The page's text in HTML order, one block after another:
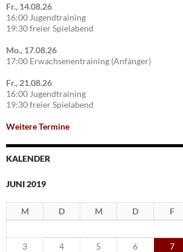
Fr., 14.08.26
16:00 Jugendtraining
19:30 freier Spielabend
Mo., 17.08.26
17:00 Erwachsenentraining (Anfänger)
Fr., 21.08.26
16:00 Jugendtraining
19:30 freier Spielabend
Weitere Termine
KALENDER
JUNI 2019
M D M D F
3
4 5 6 7